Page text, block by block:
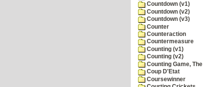
Countdown (v1)
Countdown (v2)
Countdown (v3)
Counter
Counteraction
Countermeasure
Counting (v1)
Counting (v2)
Counting Game, The
Coup D'Etat
Coursewinner